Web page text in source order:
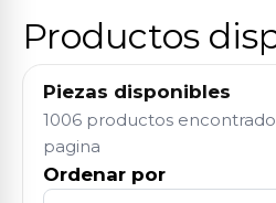
Productos
Piezas disponibles
1006 productos
pagina
Ordenar por